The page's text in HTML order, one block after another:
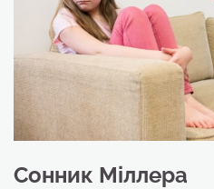
Сонник Міллера